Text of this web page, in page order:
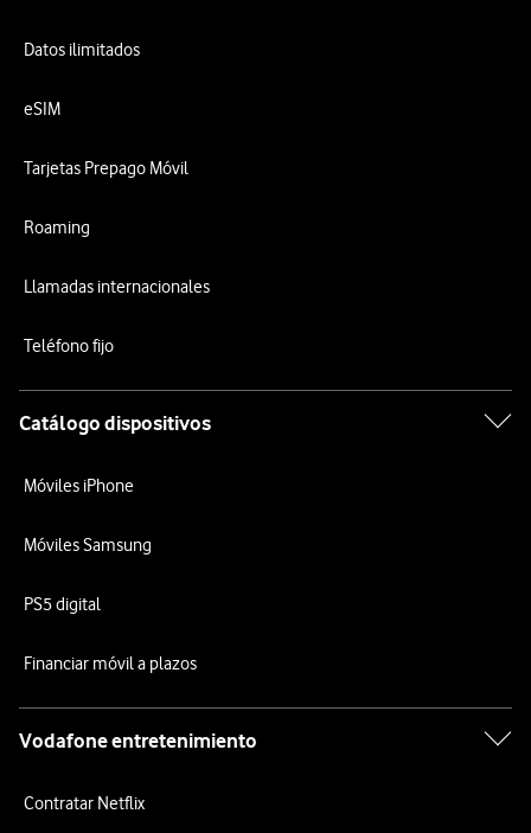
Datos ilimitados
eSIM
Tarjetas Prepago Móvil
Roaming
Llamadas internacionales
Teléfono fijo
Catálogo dispositivos
Móviles iPhone
Móviles Samsung
PS5 digital
Financiar móvil a plazos
Vodafone entretenimiento
Contratar Netflix